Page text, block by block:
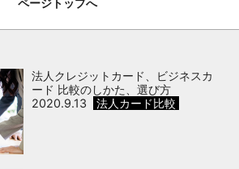
法人クレジットカード、ビジネスカ
ード 比較のしかた、選び方
2020.9.13
法人カード比較